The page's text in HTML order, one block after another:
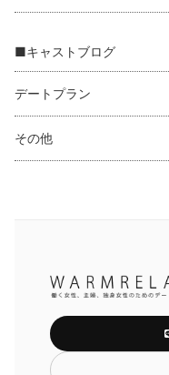
■キャストブログ
デートプラン
その他